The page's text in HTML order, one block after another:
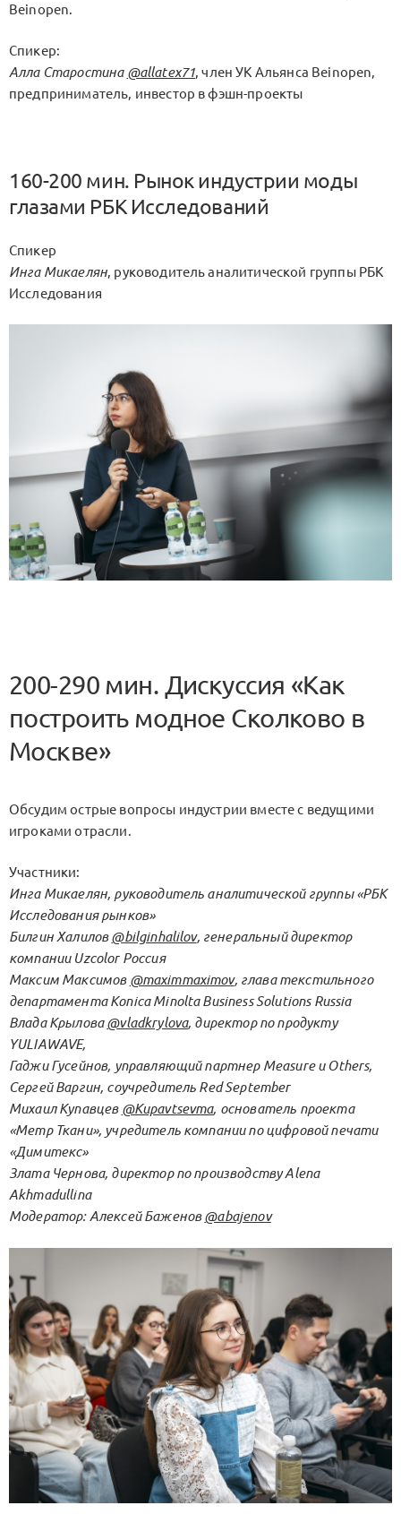
Beinopen.
Спикер:
Алла Старостина @allatex71, член УК Альянса Beinopen,
предприниматель, инвестор в фэшн-проекты
160-200 мин. Рынок индустрии моды
глазами РБК Исследований
Спикер
Инга Микаелян, руководитель аналитической группы РБК
Исследования
200-290 мин. Дискуссия «Как
построить модное Сколково в
Москве»
Обсудим острые вопросы индустрии вместе с ведущими
игроками отрасли.
Участники:
Инга Микаелян, руководитель аналитической группы «РБК
Исследования рынков»
Билгин Халилов@bilginhalilov, генеральный директор
компании Uzcolor Россия
Максим Максимов @maximmaximov, глава текстильного
департамента Konica Minolta Business Solutions Russia
Влада Крылова@vladkrylova, директор по продукту
YULIAWAVE,
Гаджи Гусейнов, управляющий партнер Measure и Others,
Сергей Варгин, соучредитель Red September
Михаил Купавцев @Kupavtsevma, основатель проекта
«Метр Ткани», учредитель компании по цифровой печати
«Димитекс»
Злата Чернова, директор по производству Alena
Akhmadullina
Модератор: Алексей Баженов@abajenov